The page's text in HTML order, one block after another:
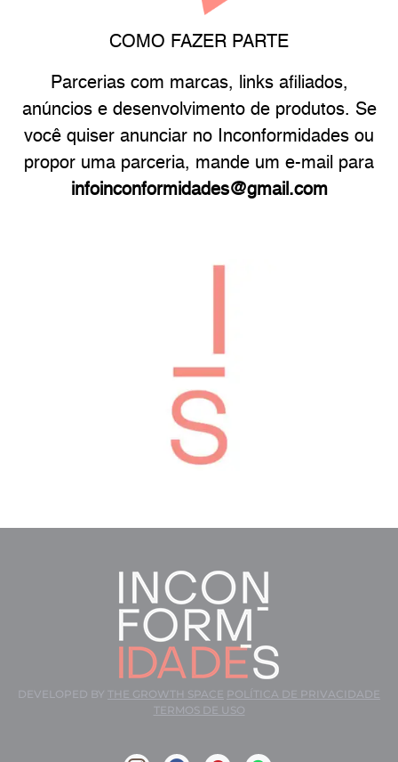
COMO FAZER PARTE
Parcerias com marcas, links afiliados,
anúncios e desenvolvimento de produtos. Se
você quiser anunciar no Inconformidades ou
propor uma parceria, mande um e-mail para
infoinconformidades@gmail.com
DEVELOPED BY THE GROWTH SPACE
POLÍTICA DE PRIVACIDADE
TERMOS DE USO